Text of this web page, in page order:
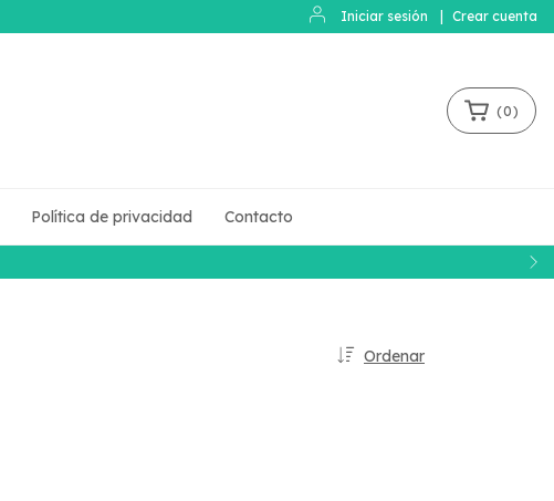
Iniciar sesión Crear cuenta
(0)
Política de privacidad Contacto
Ordenar